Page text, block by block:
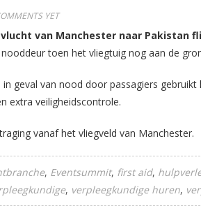
YET
van Manchester naar
toen het vliegtuig nog aan de
geval van nood door passagiers
extra veiligheidscontrole.
vanaf het vliegveld van Manchester.
Eventsummit first aid
verpleegkundige huren